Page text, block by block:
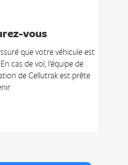
vous
que votre véhicule est
cas de vol, l’équipe de
de Cellutrak est prête